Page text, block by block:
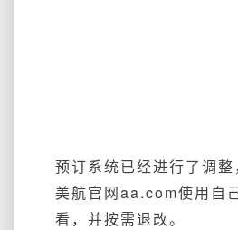
预订系统已经进行了调整
美航官网aa.com使用自
看，并按需退改。